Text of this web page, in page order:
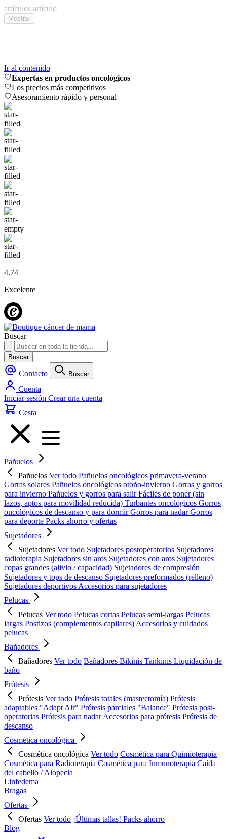
artículos artículo
Mostrar
Ir al contenido
Expertas en productos oncológicos
Los precios más competitivos
Asesoramiento rápido y personal
4.74
Excelente
Buscar
Buscar
Contacto Buscar
Cuenta
Iniciar sesión Crear una cuenta
Cesta
Pañuelos
Pañuelos Ver todo Pañuelos oncológicos primavera-verano
Gorras solares Pañuelos oncológicos otoño-invierno Gorras y gorros
para invierno Pañuelos y gorros para salirFáciles de poner (sin
lazos, aptos para movilidad reducida) Turbantes oncológicos Gorros
oncológicos de descanso y para dormirGorros para nadarGorros
para deporte Packs ahorro y ofertas
Sujetadores
Sujetadores Ver todo Sujetadores postoperatorios Sujetadores
radioterapia Sujetadores sin aros Sujetadores con aros Sujetadores
copas grandes (alivio / capacidad) Sujetadores de compresión
Sujetadores y tops de descanso Sujetadores preformados (relleno)
Sujetadores deportivos Accesorios para sujetadores
Pelucas
Pelucas Ver todo Pelucas cortas Pelucas semi-largas Pelucas
largas Postizos (complementos capilares) Accesorios y cuidados
pelucas
Bañadores
Bañadores Ver todo Bañadores Bikinis Tankinis Liquidación de
baño
Prótesis
Prótesis Ver todo Prótesis totales (mastectomía) Prótesis
adaptables "Adapt Air" Prótesis parciales "Balance" Prótesis post-
operatorias Prótesis para nadarAccesorios para prótesis Prótesis de
descanso
Cosmética oncológica
Cosmética oncológica Ver todo Cosmética para Quimioterapia
Cosmética para Radioterapia Cosmética para Inmunoterapia Caída
del cabello / Alopecia
Linfedema
Bragas
Ofertas
Ofertas Ver todo ¡Últimas tallas! Packs ahorro
Blog